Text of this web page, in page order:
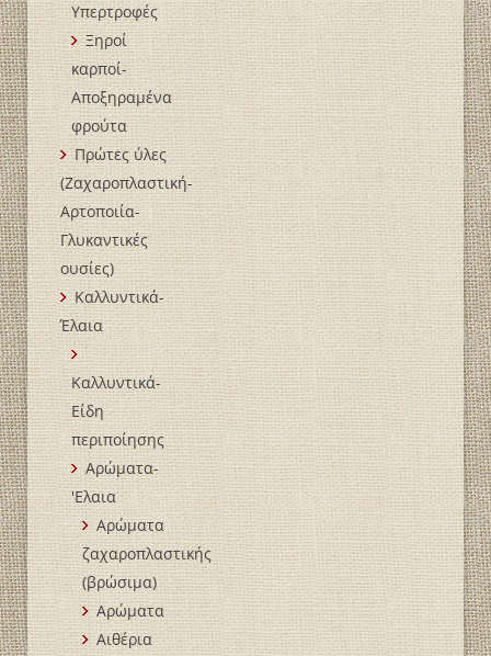
Υπερτροφές
Ξηροί
καρποί-
Αποξηραμένα
φρούτα
Πρώτες ύλες
(Ζαχαροπλαστική-
Αρτοποιία-
Γλυκαντικές
ουσίες)
Καλλυντικά-
Έλαια
Καλλυντικά-
Είδη
περιποίησης
Αρώματα-
'Ελαια
Αρώματα
ζαχαροπλαστικής
(βρώσιμα)
Αρώματα
Αιθέρια